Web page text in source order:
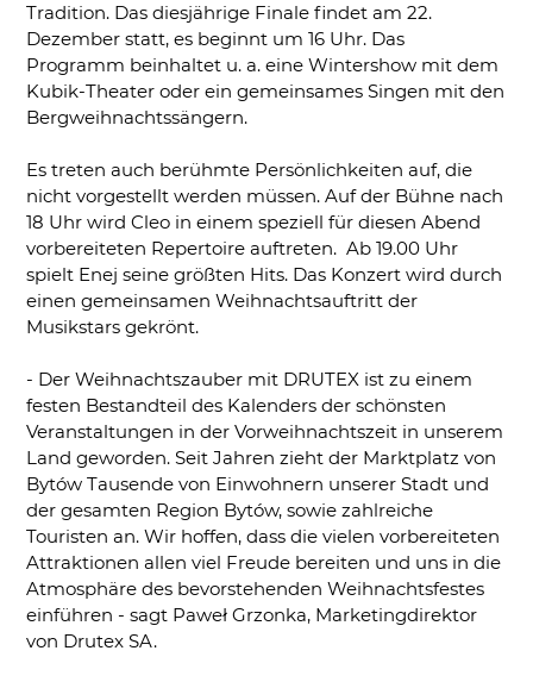
Tradition. Das diesjährige Finale findet am 22.
Dezember statt, es beginnt um 16 Uhr. Das
Programm beinhaltet u. a. eine Wintershow mit dem
Kubik-Theater oder ein gemeinsames Singen mit den
Bergweihnachtssängern.
Es treten auch berühmte Persönlichkeiten auf, die
nicht vorgestellt werden müssen. Auf der Bühne nach
18 Uhr wird Cleo in einem speziell für diesen Abend
vorbereiteten Repertoire auftreten. Ab 19.00 Uhr
spielt Enej seine größten Hits. Das Konzert wird durch
einen gemeinsamen Weihnachtsauftritt der
Musikstars gekrönt.
- Der Weihnachtszauber mit DRUTEX ist zu einem
festen Bestandteil des Kalenders der schönsten
Veranstaltungen in der Vorweihnachtszeit in unserem
Land geworden. Seit Jahren zieht der Marktplatz von
Bytów Tausende von Einwohnern unserer Stadt und
der gesamten Region Bytów, sowie zahlreiche
Touristen an. Wir hoffen, dass die vielen vorbereiteten
Attraktionen allen viel Freude bereiten und uns in die
Atmosphäre des bevorstehenden Weihnachtsfestes
einführen - sagt Paweł Grzonka, Marketingdirektor
von Drutex SA.